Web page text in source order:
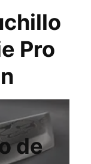
Pro
de